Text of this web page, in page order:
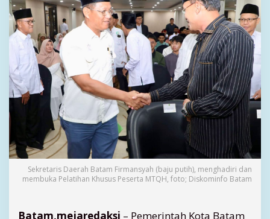
a
t
i
h
N
s
i
o
,
B
a
m
Sekretaris Daerah Batam Firmansyah (baju putih), menghadiri dan
membuka Pelatihan Khusus Peserta MTQH, foto; Diskominfo Batam
Batam,mejaredaksi – Pemerintah Kota Batam